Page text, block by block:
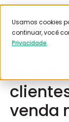
Usamos cookies
continuar, você
Privacidade.
Saiba
venda